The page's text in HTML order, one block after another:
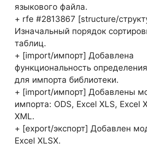
языкового файла.
+ rfe #2813867 [structure/
Изначальный порядок
таблиц.
+ [import/импорт] Добавлена
функциональность
для импорта библиотеки.
+ [import/импорт] Добавлены
импорта: ODS, Excel XLS, Excel
XML.
+ [export/экспорт] Добавлен
Excel XLSX.